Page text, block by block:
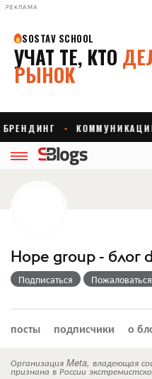
РЕКЛАМА
Hope group - блог
Подписаться Пожаловаться
посты подписчики о
Организация Meta, владеющая
признана в России